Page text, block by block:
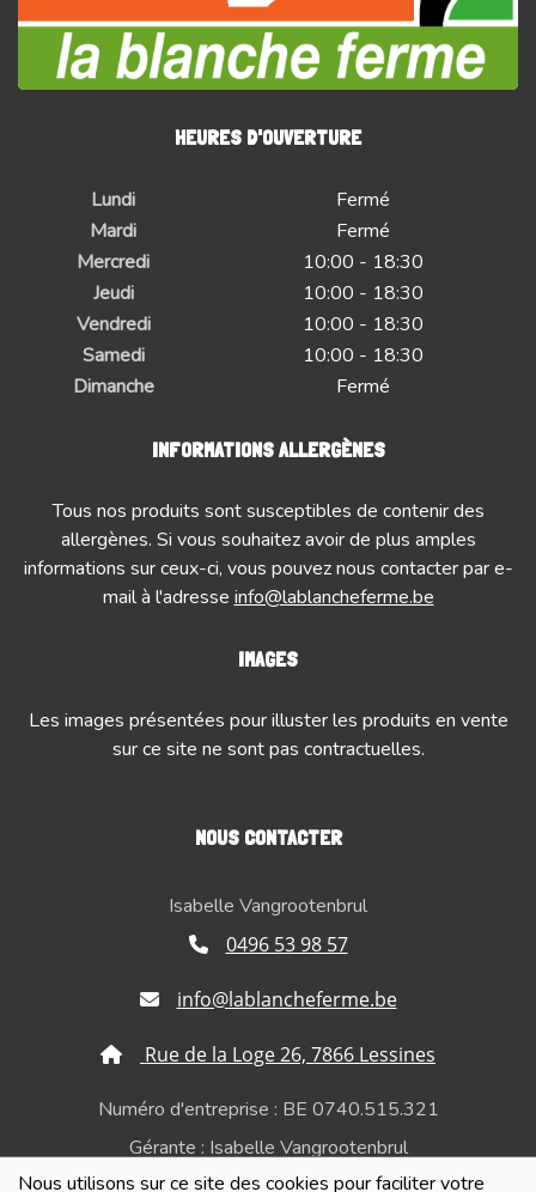
Nous utilisons sur ce site des cookies pour faciliter votre
HEURES D'OUVERTURE
Lundi
Fermé
Mardi
Fermé
Mercredi
10:00 - 18:30
Jeudi
10:00 - 18:30
Vendredi
10:00 - 18:30
Samedi
10:00 - 18:30
Dimanche
Fermé
INFORMATIONS ALLERGÈNES
Tous nos produits sont susceptibles de contenir des
allergènes. Si vous souhaitez avoir de plus amples
informations sur ceux-ci, vous pouvez nous contacter par e-
mail à l'adresse info@lablancheferme.be
IMAGES
Les images présentées pour illuster les produits en vente
sur ce site ne sont pas contractuelles.
NOUS CONTACTER
Isabelle Vangrootenbrul
0496 53 98 57
info@lablancheferme.be
Rue de la Loge 26, 7866 Lessines
Numéro d'entreprise : BE 0740.515.321
Gérante : Isabelle Vangrootenbrul